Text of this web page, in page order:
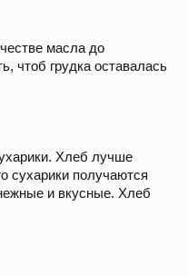
масла до
чтоб грудка оставалась
Хлеб лучше
сухарики получаются
и вкусные. Хлеб